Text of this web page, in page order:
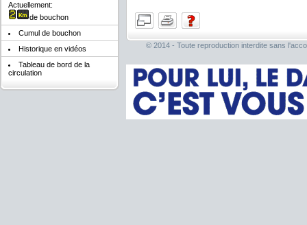
Actuellement:
de bouchon
Cumul de bouchon
Historique en vidéos
Tableau de bord de la
circulation
© 2014 - Toute reproduction interdite sans